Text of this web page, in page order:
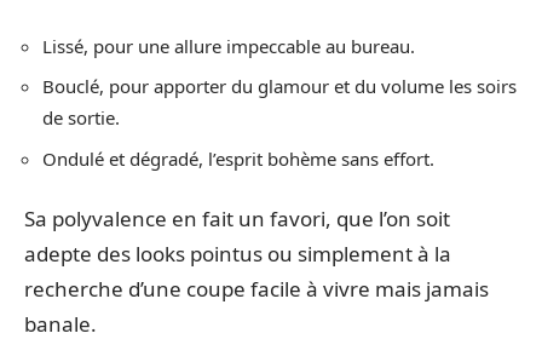
Lissé, pour une allure impeccable au bureau.
Bouclé, pour apporter du glamour et du volume les soirs
de sortie.
Ondulé et dégradé, l’esprit bohème sans effort.
Sa polyvalence en fait un favori, que l’on soit
adepte des looks pointus ou simplement à la
recherche d’une coupe facile à vivre mais jamais
banale.